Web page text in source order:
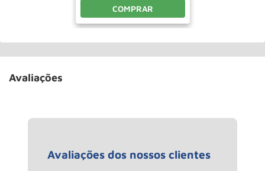
COMPRAR
Avaliações
Avaliações dos nossos clientes